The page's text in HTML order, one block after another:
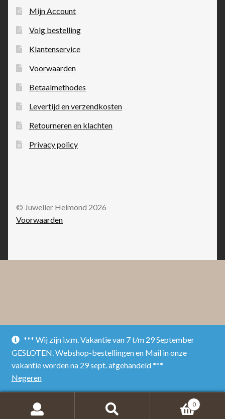
*** Wij zijn i.v.m. Vakantie van 7 t/m 29 September
GESLOTEN. Webshop-bestellingen en Mail in onze
vakantie worden na 29 sept. afgehandeld ***
Negeren
Mijn Account
Volg bestelling
Klantenservice
Voorwaarden
Betaalmethodes
Levertijd en verzendkosten
Retourneren en klachten
Privacy policy
© Juwelier Helmond 2026
Voorwaarden
0